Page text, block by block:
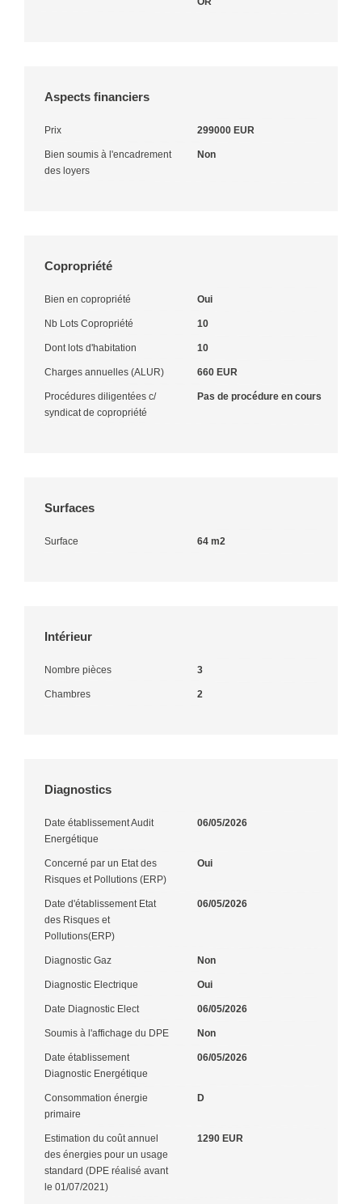
Aspects financiers
Prix 299000 EUR
Bien soumis à l'encadrement
des loyers
Non
Copropriété
Bien en copropriété Oui
Nb Lots Copropriété 10
Dont lots d'habitation 10
Charges annuelles (ALUR) 660 EUR
Procédures diligentées c/
syndicat de copropriété
Pas de procédure en cours
Surfaces
Surface 64 m2
Intérieur
Nombre pièces 3
Chambres 2
Diagnostics
Date établissement Audit
Energétique
06/05/2026
Concerné par un Etat des
Risques et Pollutions (ERP)
Oui
Date d'établissement Etat
des Risques et
Pollutions(ERP)
06/05/2026
Diagnostic Gaz Non
Diagnostic Electrique Oui
Date Diagnostic Elect 06/05/2026
Soumis à l'affichage du DPE Non
Date établissement
Diagnostic Energétique
06/05/2026
Consommation énergie
primaire
D
Estimation du coût annuel
des énergies pour un usage
standard (DPE réalisé avant
le 01/07/2021)
1290 EUR